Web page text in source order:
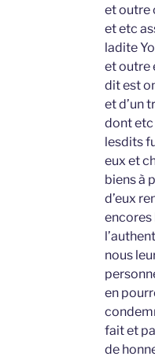
et outre
et etc
ladite
et outre
dit est
et d’un
dont etc
lesdits
eux et
biens à
d’eux
encores
nous
en
fait et
de